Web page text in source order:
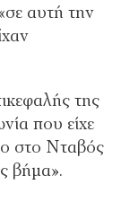
αυτή την
της
που είχε
στο Νταβός
βήμα».